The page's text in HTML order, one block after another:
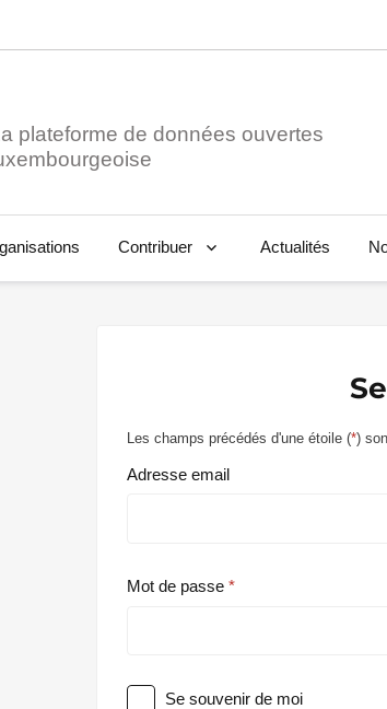
plateforme de données ouvertes
Contribuer Actualités
Les champs précédés d'une étoile (*)
Adresse email
Mot de passe
Se souvenir de moi